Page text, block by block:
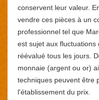
conservent leur valeur.
vendre ces pièces à un
professionnel tel que
est sujet aux
réévalué tous les jours.
monnaie (argent ou or)
techniques peuvent être
l'établissement du prix.